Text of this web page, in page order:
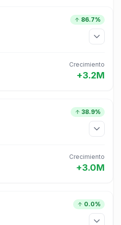
86.7%
Crecimiento
+3.2M
38.9%
Crecimiento
+3.0M
0.0%